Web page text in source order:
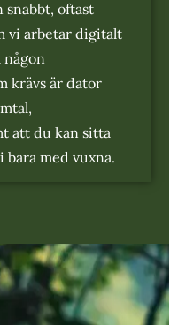
snabbt, oftast
vi arbetar digitalt
krävs är dator
att du kan sitta
med vuxna.